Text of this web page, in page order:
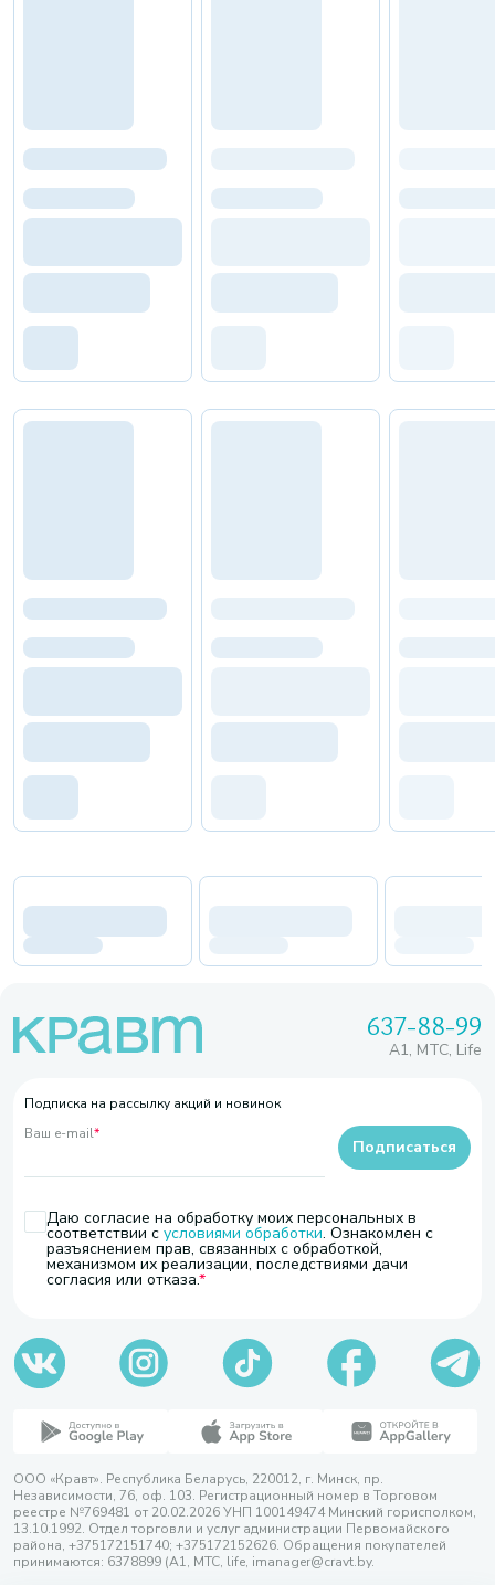
637-88-99
A1, МТС, Life
Подписка на рассылку акций и новинок
Ваш e-mail*
Даю согласие на обработку моих персональных в
соответствии с условиями обработки. Ознакомлен с
разъяснением прав, связанных с обработкой,
механизмом их реализации, последствиями дачи
согласия или отказа.
Подписаться
ООО «Кравт». Республика Беларусь, 220012, г. Минск, пр.
Независимости, 76, оф. 103. Регистрационный номер в Торговом
реестре №769481 от 20.02.2026 УНП 100149474 Минский горисполком,
13.10.1992. Отдел торговли и услуг администрации Первомайского
района, +375172151740; +375172152626. Обращения покупателей
принимаются: 6378899 (А1, МТС, life, imanager@cravt.by.